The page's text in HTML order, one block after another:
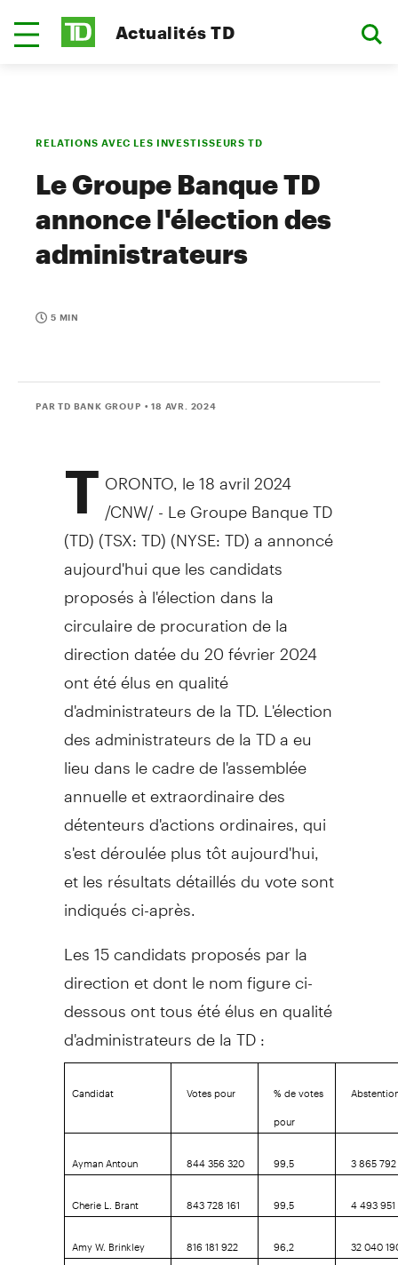
Actualités TD
RELATIONS AVEC LES INVESTISSEURS TD
Le Groupe Banque TD
annonce l'élection des
administrateurs
5 MIN
PAR TD BANK GROUP • 18 AVR. 2024
T ORONTO le 18 avril 2024
/CNW/ - Le Groupe Banque TD
(TD) (TSX: TD) (NYSE: TD) a annoncé
aujourd'hui que les candidats
proposés à l'élection dans la
circulaire de procuration de la
direction datée du 20 février 2024
ont été élus en qualité
d'administrateurs de la TD. L'élection
des administrateurs de la TD a eu
lieu dans le cadre de l'assemblée
annuelle et extraordinaire des
détenteurs d'actions ordinaires, qui
s'est déroulée plus tôt aujourd'hui,
et les résultats détaillés du vote sont
indiqués ci-après.
Les 15 candidats proposés par la
direction et dont le nom figure ci-
dessous ont tous été élus en qualité
d'administrateurs de la TD :
Candidat Votes pour
% de votes
pour
Ayman Antoun 844 356 320 99,5
3 865 792
Cherie L. Brant
843 728 161 99,5
4 493 951
Amy W. Brinkley
816 181 922 96,2
32 040